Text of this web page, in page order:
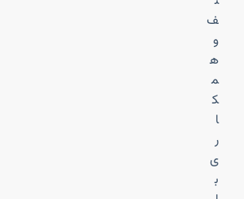
ف
و
ه
م
ک
ا
ر
ی
ب